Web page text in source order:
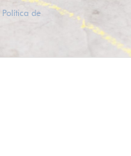
Política de